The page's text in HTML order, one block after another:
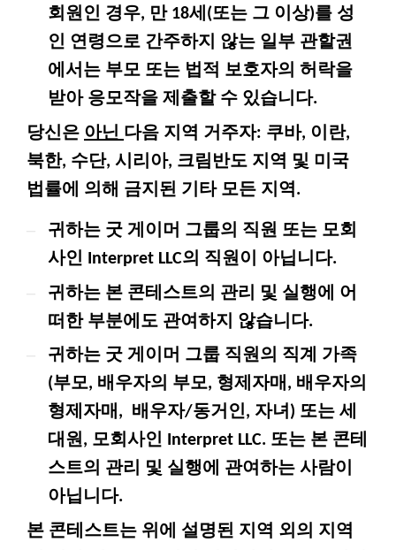
회원인 경우, 만 18세(또는 그 이상)를 성
인 연령으로 간주하지 않는 일부 관할권
에서는 부모 또는 법적 보호자의 허락을
받아 응모작을 제출할 수 있습니다.
당신은 아닌 다음 지역 거주자: 쿠바, 이란,
북한, 수단, 시리아, 크림반도 지역 및 미국
법률에 의해 금지된 기타 모든 지역.
–
귀하는 굿 게이머 그룹의 직원 또는 모회
사인 Interpret LLC의 직원이 아닙니다.
–
귀하는 본 콘테스트의 관리 및 실행에 어
떠한 부분에도 관여하지 않습니다.
–
귀하는 굿 게이머 그룹 직원의 직계 가족
(부모, 배우자의 부모, 형제자매, 배우자의
형제자매, 배우자/동거인, 자녀) 또는 세
대원, 모회사인 Interpret LLC. 또는 본 콘테
스트의 관리 및 실행에 관여하는 사람이
아닙니다.
본 콘테스트는 위에 설명된 지역 외의 지역